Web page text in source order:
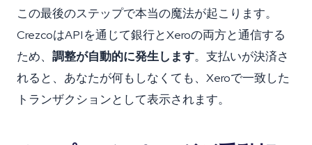
この最後のステップで本当の魔法が起こります。
CrezcoはAPIを通じて銀行とXeroの両方と通信する
ため、 調整が自動的に発生します。支払いが決済さ
れると、あなたが何もしなくても、Xeroで一致した
トランザクションとして表示されます。